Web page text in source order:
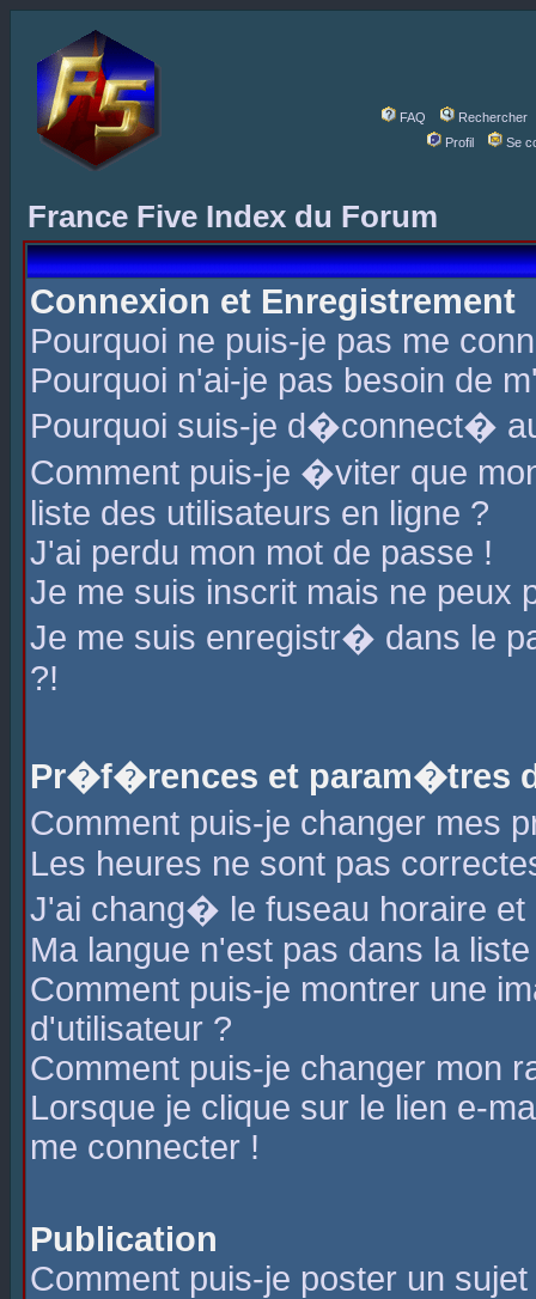
FAQ
Rechercher
Profil
Se
France Five Index du Forum
Connexion et Enregistrement
Pourquoi ne puis-je pas me
Pourquoi n'ai-je pas besoin de
Pourquoi suis-je d�connect�
Comment puis-je �viter que
liste des utilisateurs en ligne ?
J'ai perdu mon mot de passe !
Je me suis inscrit mais ne peux
Je me suis enregistr� dans le
?!
Pr�f�rences et param�tres
Comment puis-je changer mes
Les heures ne sont pas
J'ai chang� le fuseau horaire
Ma langue n'est pas dans la
Comment puis-je montrer une
d'utilisateur ?
Comment puis-je changer mon
Lorsque je clique sur le lien e-
me connecter !
Publication
Comment puis-je poster un